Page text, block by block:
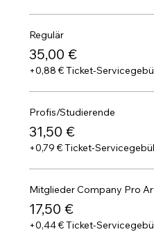
Regulär
35,00 €
+0,88 € Ticket-
Profis/Studierende
31,50 €
+0,79 € Ticket-
Mitglieder Company Pro
17,50 €
+0,44 € Ticket-